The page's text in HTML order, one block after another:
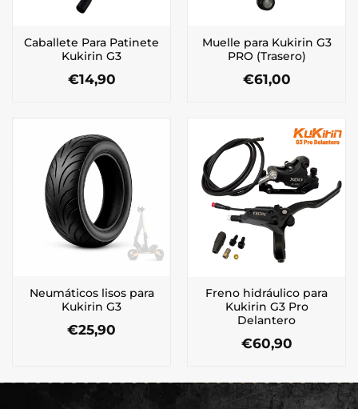
Caballete Para Patinete
Kukirin G3
€14,90
Muelle para Kukirin G3
PRO (Trasero)
€61,00
Neumáticos lisos para
Kukirin G3
€25,90
Freno hidráulico para
Kukirin G3 Pro
Delantero
€60,90